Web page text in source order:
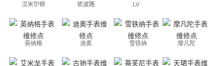
汉米尔顿 依波路 LV
英纳格 迪奥 雪铁纳 摩凡陀